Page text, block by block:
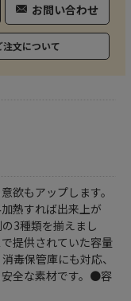
お問い合わせ
文について
欲もアップします。
熱すれば出来上が
3種類を揃えまし
提供されていた容量
毒保管庫にも対応、
全な素材です。●容